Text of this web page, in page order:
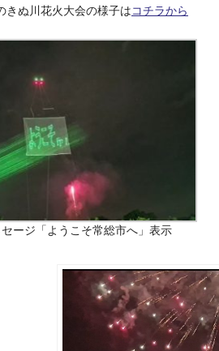
きぬ川花火大会の様子はコチラから
セージ「ようこそ常総市へ」表示